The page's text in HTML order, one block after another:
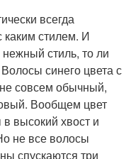
всегда
каким стилем. И
нежный стиль, то ли
синего цвета с
совсем обычный,
Вообщем цвет
высокий хвост и
не все волосы
спускаются три